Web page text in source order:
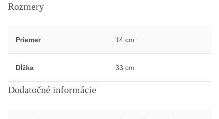
Rozmery
Priemer 14 cm
Dĺžka 33 cm
Dodatočné informácie